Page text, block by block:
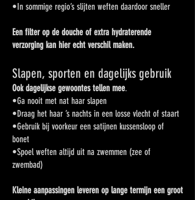
•In sommige regio’s slijten weften daardoor sneller
Een filter op de douche of extra hydraterende
verzorging kan hier echt verschil maken.
Slapen, sporten en dagelijks gebruik
Ook dagelijkse gewoontes tellen mee.
•Ga nooit met nat haar slapen
•Draag het haar ’s nachts in een losse vlecht of staart
•Gebruik bij voorkeur een satijnen kussensloop of
bonet
•Spoel weften altijd uit na zwemmen (zee of
zwembad)
Kleine aanpassingen leveren op lange termijn een groot